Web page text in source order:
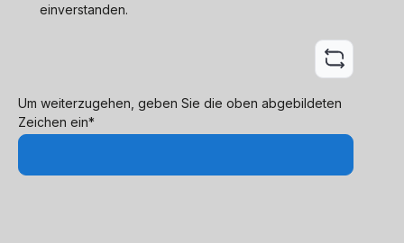
einverstanden.
Um weiterzugehen, geben Sie die oben abgebildeten
Zeichen ein*